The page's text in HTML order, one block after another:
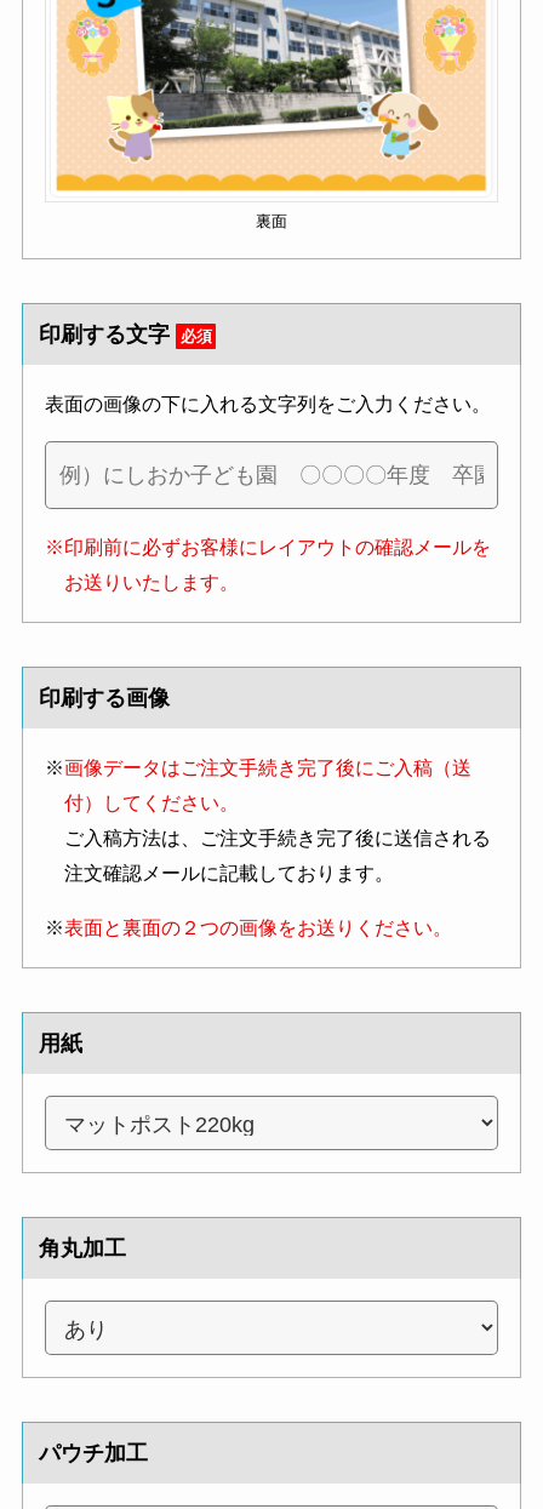
裏面
印刷する文字 必須
表面の画像の下に入れる文字列をご入力ください。
※印刷前に必ずお客様にレイアウトの確認メールを
お送りいたします。
印刷する画像
※画像データはご注文手続き完了後にご入稿（送
付）してください。
ご入稿方法は、ご注文手続き完了後に送信される
注文確認メールに記載しております。
※表面と裏面の２つの画像をお送りください。
用紙
角丸加工
パウチ加工